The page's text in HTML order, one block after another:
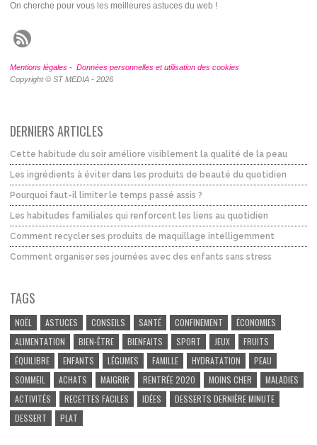
On cherche pour vous les meilleures astuces du web !
Mentions légales - Données personnelles et utilisation des cookies
Copyright © ST MEDIA - 2026
DERNIERS ARTICLES
Cette habitude du soir améliore visiblement la qualité de la peau
Les ingrédients à éviter dans les produits de beauté du quotidien
Pourquoi faut-il limiter le temps passé assis ?
Les habitudes familiales qui renforcent les liens au quotidien
Comment recycler ses produits de maquillage intelligemment
Comment organiser ses journées avec des enfants sans stress
TAGS
NOËL ASTUCES CONSEILS SANTÉ CONFINEMENT
ÉCONOMIES
ALIMENTATION
BIEN-ÊTRE BIENFAITS SPORT JEUX
FRUITS
ÉQUILIBRE
ENFANTS LÉGUMES FAMILLE HYDRATATION
PEAU
SOMMEIL
ACHATS MAIGRIR RENTRÉE 2020 MOINS CHER
MALADIES
ACTIVITÉS
RECETTES FACILES IDÉES
DESSERTS DERNIÈRE MINUTE
DESSERT
PLAT